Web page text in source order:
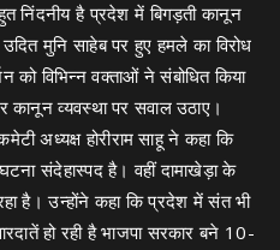
निंदनीय है प्रदेश में बिगड़ती कानून
मुनि साहेब पर हुए हमले का विरोध
को विभिन्न वक्ताओं ने संबोधित किया
व्यवस्था पर सवाल उठाए।
अध्यक्ष होरीराम साहू ने कहा कि
संदेहास्पद है। वहीं दामाखेड़ा के
है। उन्होंने कहा कि प्रदेश में संत भी
हो रही है भाजपा सरकार बने 10-